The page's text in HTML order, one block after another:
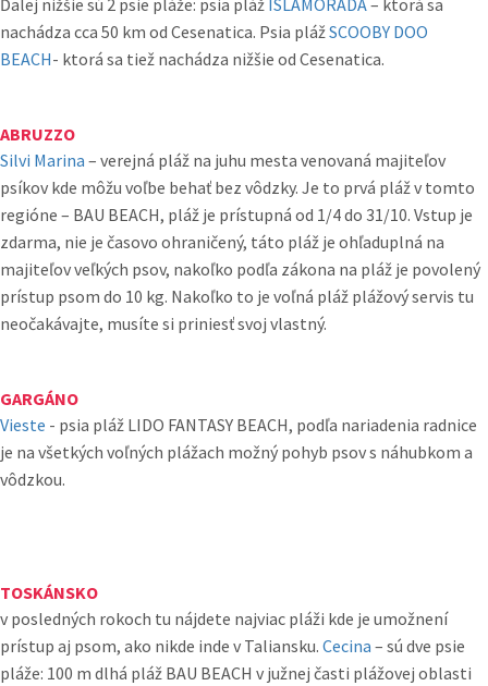
Ďalej nižšie sú 2 psie pláže: psia pláž ISLAMORADA– ktorá sa
nachádza cca 50 km od Cesenatica. Psia plážSCOOBY DOO
BEACH- ktorá sa tiež nachádza nižšie od Cesenatica.
ABRUZZO
Silvi Marina – verejná pláž na juhu mesta venovaná majiteľov
psíkov kde môžu voľbe behať bez vôdzky. Je to prvá pláž v tomto
regióne – BAU BEACH, pláž je prístupná od 1/4 do 31/10. Vstup je
zdarma, nie je časovo ohraničený, táto pláž je ohľaduplná na
majiteľov veľkých psov, nakoľko podľa zákona na pláž je povolený
prístup psom do 10 kg. Nakoľko to je voľná pláž plážový servis tu
neočakávajte, musíte si priniesť svoj vlastný.
GARGÁNO
Vieste - psia pláž LIDO FANTASY BEACH, podľa nariadenia radnice
je na všetkých voľných plážach možný pohyb psov s náhubkom a
vôdzkou.
TOSKÁNSKO
v posledných rokoch tu nájdete najviac pláži kde je umožnení
prístup aj psom, ako nikde inde v Taliansku. Cecina – sú dve psie
pláže: 100 m dlhá pláž BAU BEACH v južnej časti plážovej oblasti